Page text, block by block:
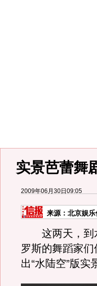
实景芭蕾舞
2009年06月30日09:05
来源： 北京娱乐
这两天，到水
罗斯的舞蹈家
出“水陆空”版实